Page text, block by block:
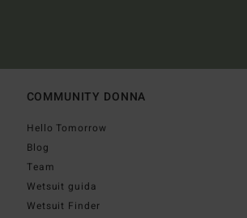
COMMUNITY DONNA
Hello Tomorrow
Blog
Team
Wetsuit guida
Wetsuit Finder